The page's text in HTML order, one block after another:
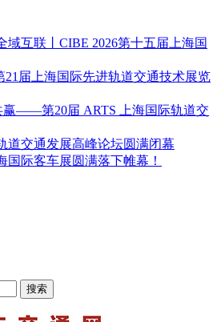
域互联丨CIBE 2026第十五届上海国
21届上海国际先进轨道交通技术展览
赢——第20届 ARTS 上海国际轨道交
道交通发展高峰论坛圆满闭幕
国际客车展圆满落下帷幕！